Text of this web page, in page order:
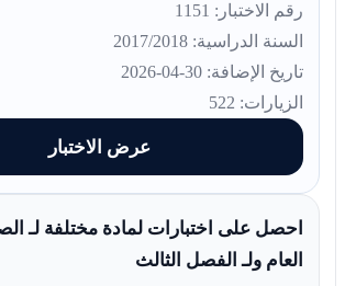
رقم الاختبار: 1151
السنة الدراسية: 2017/2018
تاريخ الإضافة: 30-04-2026
الزيارات: 522
عرض الاختبار
احصل على اختبارات لمادة مختلفة لـ
العام ولـ الفصل الثالث